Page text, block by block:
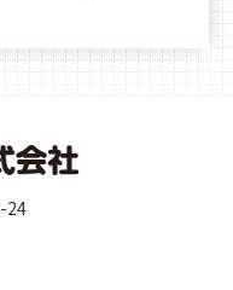
様へ多彩かつ最善な
す。時代の移り変わ
、想像や行動の機会
けとした新たな機会
をご提供いたしま
24